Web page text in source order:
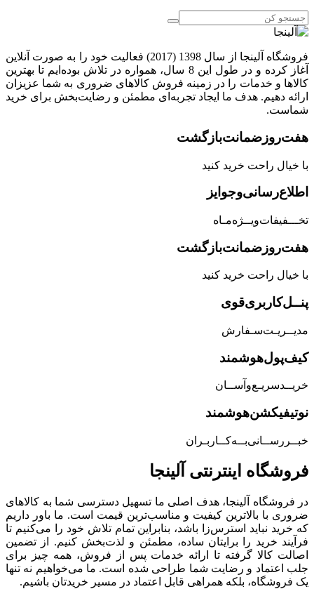
فروشگاه آلینجا از سال 1398 (2017) فعالیت خود را به صورت آنلاین
آغاز کرده و در طول این 8 سال، همواره در تلاش بوده‌ایم تا بهترین
کالاها و خدمات را در زمینه فروش کالاهای ضروری به شما عزیزان
ارائه دهیم. هدف ما ایجاد تجربه‌ای مطمئن و رضایت‌بخش برای خرید
شماست.
هفت‌روز‌ضمانت‌بازگشت
با خیال راحت خرید کنید
اطلاع‌رسانی‌و‌جوایز
تخـــفیفات‌ویــژه‌مـاه
هفت‌روز‌ضمانت‌بازگشت
با خیال راحت خرید کنید
پنــل‌کاربری‌قوی
مدیــریـت‌سـفارش
کیف‌پول‌هوشمند
خریــد‌سریـع‌و‌آســان
نوتیفیکشن‌هوشمند
خبــررســانی‌بــه‌کــاربـران
فروشگاه‌ اینترنتی‌ آلینجا
در فروشگاه آلینجا، هدف اصلی ما تسهیل دسترسی شما به کالاهای
ضروری با بالاترین کیفیت و مناسب‌ترین قیمت است. ما باور داریم
که خرید نباید استرس‌زا باشد، بنابراین تمام تلاش خود را می‌کنیم تا
فرآیند خرید را برایتان ساده، مطمئن و لذت‌بخش کنیم. از تضمین
اصالت کالا گرفته تا ارائه خدمات پس از فروش، همه چیز برای
جلب اعتماد و رضایت شما طراحی شده است. ما می‌خواهیم نه تنها
یک فروشگاه، بلکه همراهی قابل اعتماد در مسیر خریدتان باشیم.